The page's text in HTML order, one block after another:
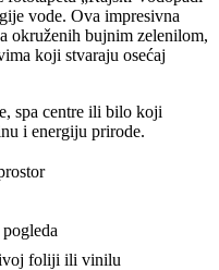
vode. Ova impresivna
okruženih bujnim zelenilom,
koji stvaraju osećaj
spa centre ili bilo koji
i energiju prirode.
foliji ili vinilu